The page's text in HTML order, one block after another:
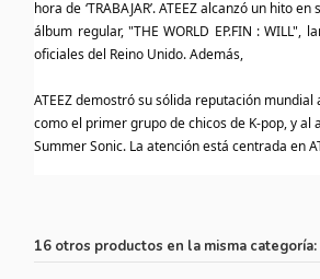
hora de ‘TRABAJAR’. ATEEZ alcanzó un
álbum regular, "THE WORLD EP.FIN :
oficiales del Reino Unido. Además,
ATEEZ demostró su sólida reputación
como el primer grupo de chicos de K-pop, y
Summer Sonic. La atención está centrada en
16 otros productos en la misma categoría: